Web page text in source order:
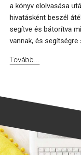
a könyv elolvasása
hivatásként beszél
segítve és bátorítva
vannak, és segítségre
Tovább...